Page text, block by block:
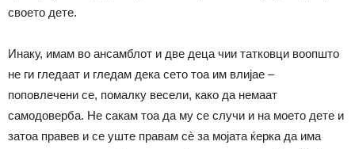
своето дете.
Инаку, имам во ансамблот и две деца чии татковци воопшто
не ги гледаат и гледам дека сето тоа им влијае –
поповлечени се, помалку весели, како да немаат
самодоверба. Не сакам тоа да му се случи и на моето дете и
затоа правев и се уште правам сѐ за мојата ќерка да има